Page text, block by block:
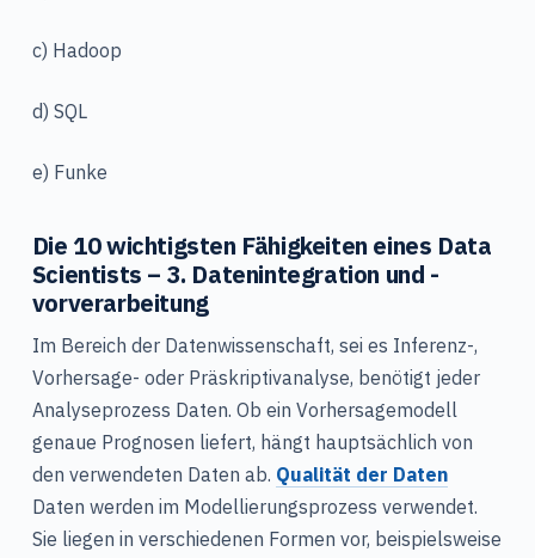
c) Hadoop
d) SQL
e) Funke
Die 10 wichtigsten Fähigkeiten eines Data
Scientists – 3. Datenintegration und -
vorverarbeitung
Im Bereich der Datenwissenschaft, sei es Inferenz-,
Vorhersage- oder Präskriptivanalyse, benötigt jeder
Analyseprozess Daten. Ob ein Vorhersagemodell
genaue Prognosen liefert, hängt hauptsächlich von
den verwendeten Daten ab. Qualität der Daten
Daten werden im Modellierungsprozess verwendet.
Sie liegen in verschiedenen Formen vor, beispielsweise